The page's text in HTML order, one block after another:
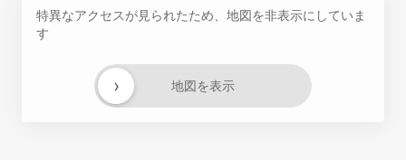
特異なアクセスが見られたため、地図を非表示にしていま
す
地図を表示
›